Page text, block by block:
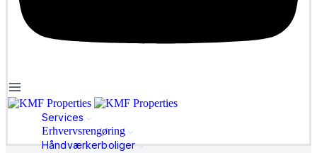
Services
Erhvervsrengøring
Håndværkerboliger